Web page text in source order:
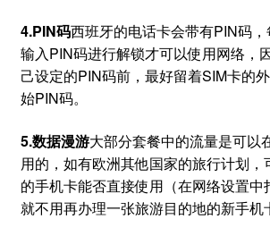
4.PIN码西班牙的电话卡会带有PIN码
输入PIN码进行解锁才可以使用网络，
己设定的PIN码前，最好留着SIM卡的
始PIN码。
5.数据漫游大部分套餐中的流量是可以
用的，如有欧洲其他国家的旅行计划，
的手机卡能否直接使用（在网络设置中
就不用再办理一张旅游目的地的新手机